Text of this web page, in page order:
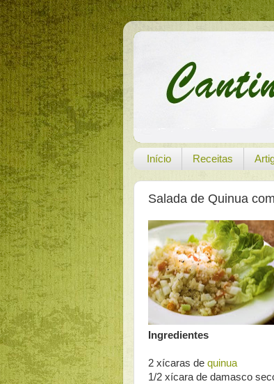
Início Receitas
Salada de Quinua
Ingredientes
2 xícaras de quinua
1/2 xícara de damasco